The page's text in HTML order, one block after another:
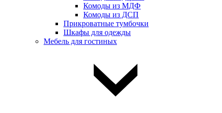
Комоды из МДФ
Комоды из ДСП
Прикроватные тумбочки
Шкафы для одежды
Мебель для гостиных